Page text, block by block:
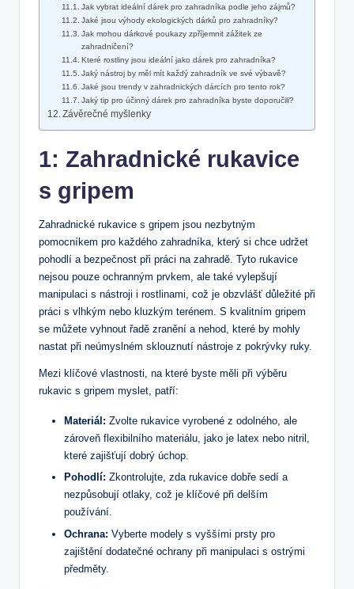
Jak vybrat ideální dárek ​pro zahradníka‍ podle jeho zájmů?
Jaké jsou výhody ekologických dárků pro zahradníky?
Jak mohou dárkové poukazy zpříjemnit zážitek ze
⁢zahradničení?
Které rostliny jsou ideální jako dárek pro zahradníka?
Jaký ⁢nástroj by měl mít ‌každý zahradník ve své výbavě?
Jaké jsou trendy v zahradnických dárcích ​pro tento rok?
Jaký tip ⁤pro účinný dárek pro zahradníka byste doporučili?
Závěrečné myšlenky
1: ⁣Zahradnické rukavice
s gripem
Zahradnické rukavice s gripem jsou nezbytným
pomocníkem pro každého ⁣zahradníka, ‍který si chce udržet
pohodlí a bezpečnost při práci na zahradě. Tyto rukavice⁤
nejsou pouze ochranným prvkem, ale také vylepšují‍
manipulaci s nástroji i rostlinami, ⁣což je obzvlášť důležité při
práci ⁤s vlhkým nebo kluzkým terénem. S kvalitním gripem
se můžete vyhnout řadě zranění a nehod, které by ⁣mohly
nastat ​při neúmyslném sklouznutí nástroje z​ pokrývky ruky.
Mezi klíčové vlastnosti, na které byste měli při výběru
rukavic s⁤ gripem myslet, patří:
Materiál: Zvolte rukavice vyrobené z odolného, ​ale
zároveň ‍flexibilního materiálu, jako ⁤je latex nebo nitril,
které zajišťují dobrý úchop.
Pohodlí: Zkontrolujte, zda ⁤rukavice dobře sedí a
nezpůsobují otlaky, což⁤ je klíčové při delším
používání.
Ochrana: Vyberte modely ‍s vyššími prsty pro
zajištění⁣ dodatečné ochrany⁣ při manipulaci s ostrými⁢
předměty.